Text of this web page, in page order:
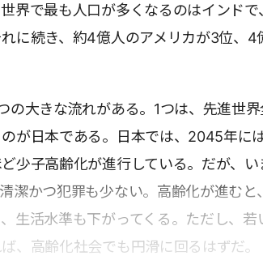
界で最も人口が多くなるのはインドで
に続き、約4億人のアメリカが3位、4
の大きな流れがある。1つは、先進世
が日本である。日本では、2045年に
少子高齢化が進行している。だが、
潔かつ犯罪も少ない。高齢化が進む
生活水準も下がってくる。ただし、
、高齢化社会でも円滑に回るはずだ。